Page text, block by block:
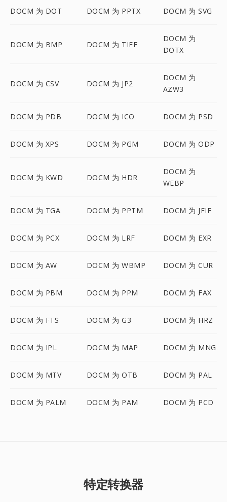
DOCM 为 DOT DOCM 为 PPTX DOCM 为 SVG
DOCM 为 BMP DOCM 为 TIFF
DOCM 为
DOTX
DOCM 为 CSV DOCM 为 JP2
DOCM 为
AZW3
DOCM 为 PDB DOCM 为 ICO DOCM 为 PSD
DOCM 为 XPS DOCM 为 PGM DOCM 为 ODP
DOCM 为 KWD DOCM 为 HDR
DOCM 为
WEBP
DOCM 为 TGA DOCM 为 PPTM DOCM 为 JFIF
DOCM 为 PCX DOCM 为 LRF DOCM 为 EXR
DOCM 为 AW DOCM 为 WBMP DOCM 为 CUR
DOCM 为 PBM DOCM 为 PPM DOCM 为 FAX
DOCM 为 FTS DOCM 为 G3 DOCM 为 HRZ
DOCM 为 IPL DOCM 为 MAP DOCM 为 MNG
DOCM 为 MTV DOCM 为 OTB DOCM 为 PAL
DOCM 为 PALM DOCM 为 PAM DOCM 为 PCD
特定转换器